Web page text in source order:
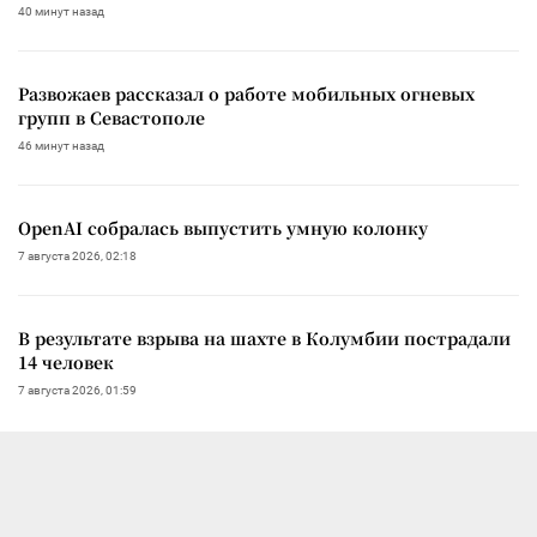
40 минут назад
Развожаев рассказал о работе мобильных огневых
групп в Севастополе
46 минут назад
OpenAI собралась выпустить умную колонку
7 августа 2026, 02:18
В результате взрыва на шахте в Колумбии пострадали
14 человек
7 августа 2026, 01:59